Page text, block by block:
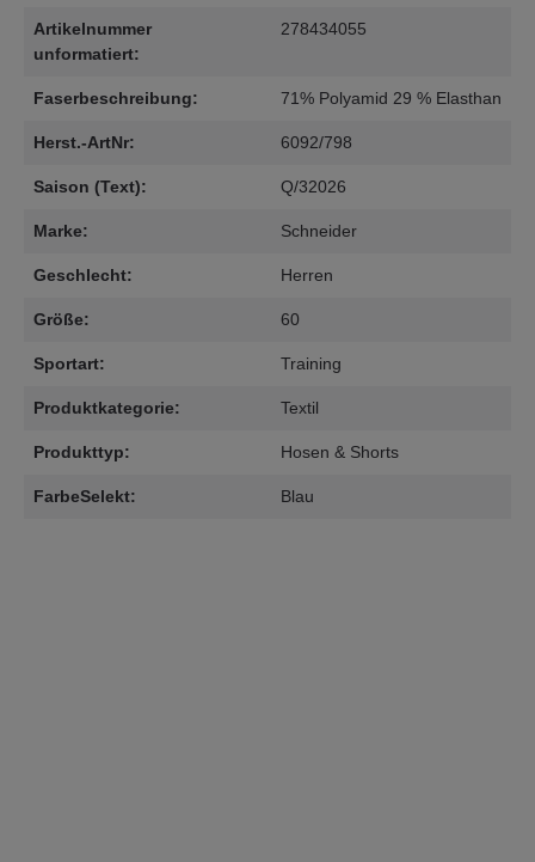
Artikelnummer
unformatiert:
278434055
Faserbeschreibung: 71% Polyamid 29 % Elasthan
Herst.-ArtNr: 6092/798
Saison (Text): Q/32026
Marke: Schneider
Geschlecht: Herren
Größe: 60
Sportart: Training
Produktkategorie: Textil
Produkttyp: Hosen & Shorts
FarbeSelekt: Blau